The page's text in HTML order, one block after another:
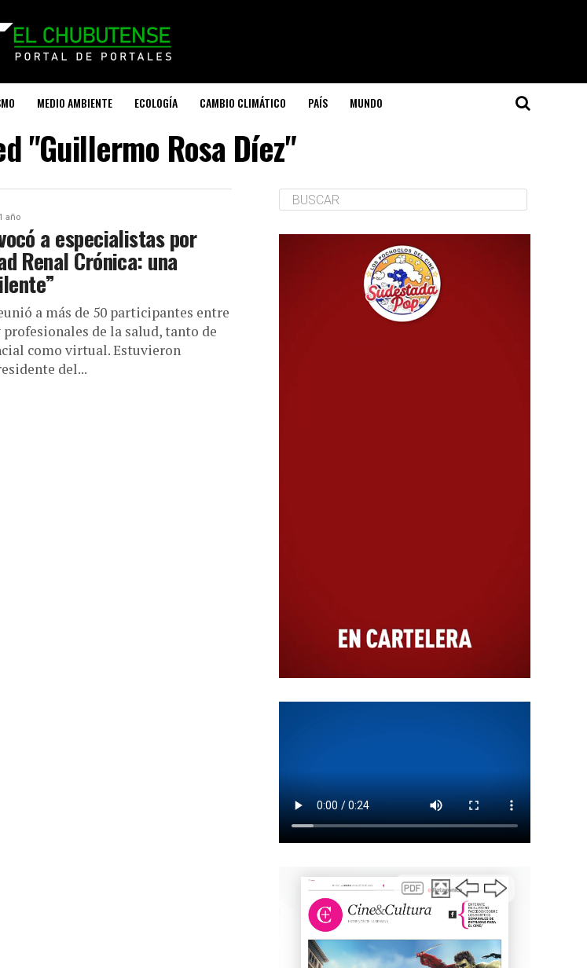
MEDIO AMBIENTE ECOLOGÍA CAMBIO CLIMÁTICO PAÍS MUNDO
"Guillermo Rosa Díez"
año
a especialistas por
Renal Crónica: una
a más de 50 participantes entre
de la salud, tanto de
como virtual. Estuvieron
del...